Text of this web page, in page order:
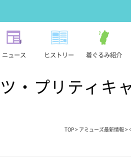
ニュース ヒストリー 着ぐるみ紹介
・プリティキ
TOP > アミューズ最新情報 >